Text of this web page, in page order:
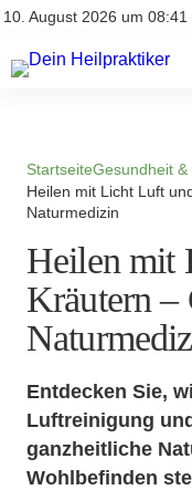
10. August 2026 um 08:41
Impressum
Natürliche
Heilpflanzen &
StartseiteGesundheit &
Heilen mit Licht Luft
Naturmedizin
Heilen mit
Kräutern –
Entdecken Sie,
Luftreinigung
ganzheitliche
Wohlbefinden